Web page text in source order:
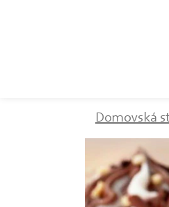
Domovská